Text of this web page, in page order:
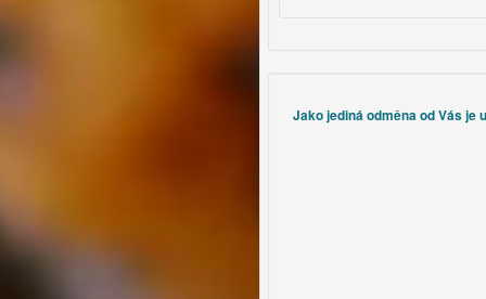
Jako jediná odměna od Vás je